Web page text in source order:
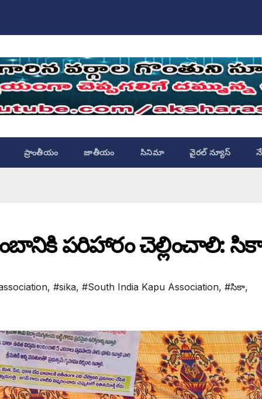
ప్రాంతీయం జాతీయం సినిమా వైరల్ న్యూస్
పరిహారం చెల్లించాలి: సికా
, #sika, #South India Kapu Association, #సికా,